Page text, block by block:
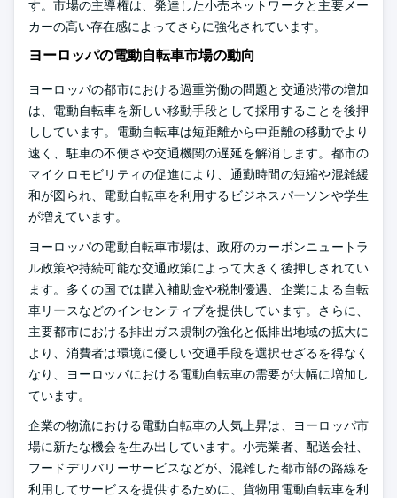
す。市場の主導権は、発達した小売ネットワークと主要メー
カーの高い存在感によってさらに強化されています。
ヨーロッパの電動自転車市場の動向
ヨーロッパの都市における過重労働の問題と交通渋滞の増加
は、電動自転車を新しい移動手段として採用することを後押
ししています。電動自転車は短距離から中距離の移動でより
速く、駐車の不便さや交通機関の遅延を解消します。都市の
マイクロモビリティの促進により、通勤時間の短縮や混雑緩
和が図られ、電動自転車を利用するビジネスパーソンや学生
が増えています。
ヨーロッパの電動自転車市場は、政府のカーボンニュートラ
ル政策や持続可能な交通政策によって大きく後押しされてい
ます。多くの国では購入補助金や税制優遇、企業による自転
車リースなどのインセンティブを提供しています。さらに、
主要都市における排出ガス規制の強化と低排出地域の拡大に
より、消費者は環境に優しい交通手段を選択せざるを得なく
なり、ヨーロッパにおける電動自転車の需要が大幅に増加し
ています。
企業の物流における電動自転車の人気上昇は、ヨーロッパ市
場に新たな機会を生み出しています。小売業者、配送会社、
フードデリバリーサービスなどが、混雑した都市部の路線を
利用してサービスを提供するために、貨物用電動自転車を利